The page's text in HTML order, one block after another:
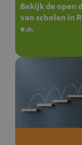
Bekijk de open
van scholen in
e.o.